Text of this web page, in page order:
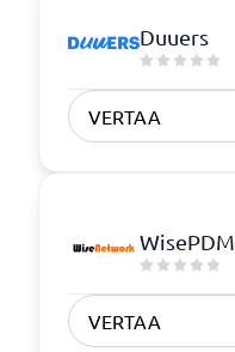
Duuers
VERTAA
WisePDM
VERTAA